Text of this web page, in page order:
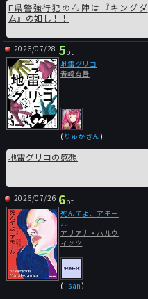
F県警強行犯の布陣は『キングダ
ム』の如し！！
2026/07/28 5pt
( りゅかさん)
地雷グリコの感想
地雷グリコ
青崎有吾
2026/07/26 6pt
( iisan )
死んでよ、アモー
ル
アリアナ・ハルウ
ィッツ